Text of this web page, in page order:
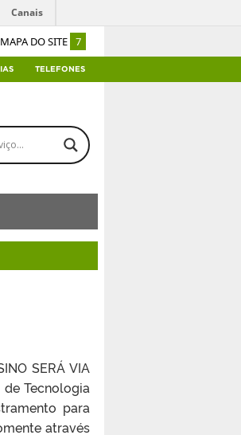
MAPA DO SITE 7
Canais
TELEFONES
SERÁ VIA
de Tecnologia
para
através